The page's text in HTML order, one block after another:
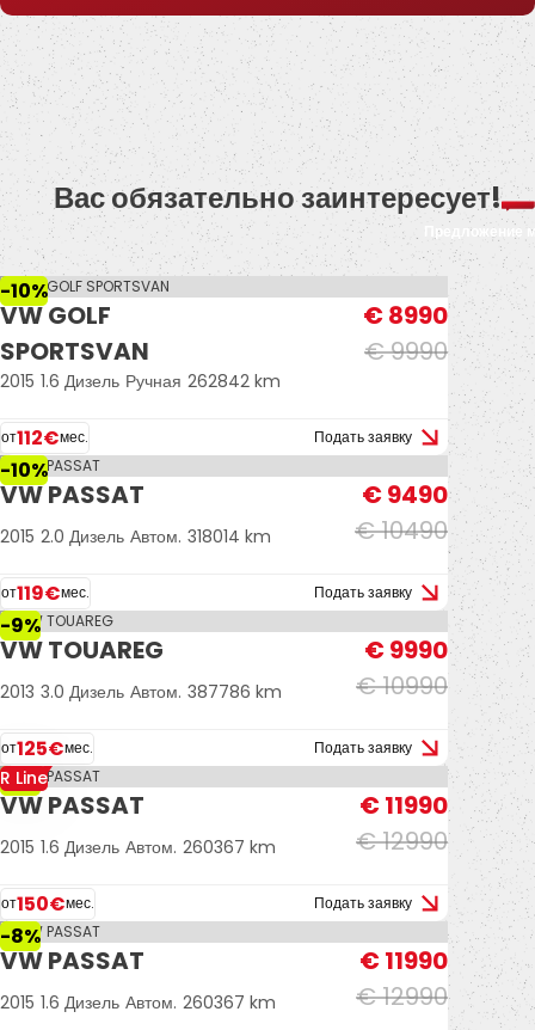
Вас обязательно заинтересует!
Предложение
-10%
VW GOLF
SPORTSVAN
€ 9990
€ 8990
2015 1.6 Дизель Ручная 262842 km
от112€мес. Подать заявку
-10%
VW PASSAT
€ 10490
€ 9490
2015 2.0 Дизель Автом. 318014 km
от119€мес. Подать заявку
-9%
VW TOUAREG
€ 10990
€ 9990
2013 3.0 Дизель Автом. 387786 km
от125€мес. Подать заявку
-8%
R Line
VW PASSAT
€ 12990
€ 11990
2015 1.6 Дизель Автом. 260367 km
от150€мес. Подать заявку
-8%
VW PASSAT
€ 12990
€ 11990
2015 1.6 Дизель Автом. 260367 km